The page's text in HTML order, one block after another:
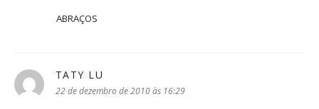
ABRAÇOS
TATY LU
22 de dezembro de 2010 às 16:29